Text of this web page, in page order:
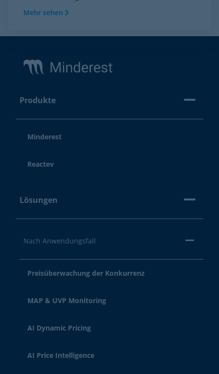
Mehr sehen
Produkte
Minderest
Reactev
Lösungen
Nach Anwendungsfall
Preisüberwachung der Konkurrenz
MAP & UVP Monitoring
AI Dynamic Pricing
AI Price Intelligence